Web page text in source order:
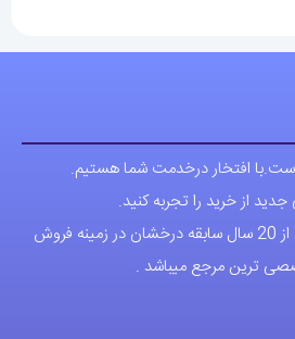
افتخار درخدمت شما هستیم.
از خرید را تجربه کنید.
فروشگاه اقای خاص با بیش از 20 سال سابقه درخشان در زمینه فروش
ترین مرجع میباشد .